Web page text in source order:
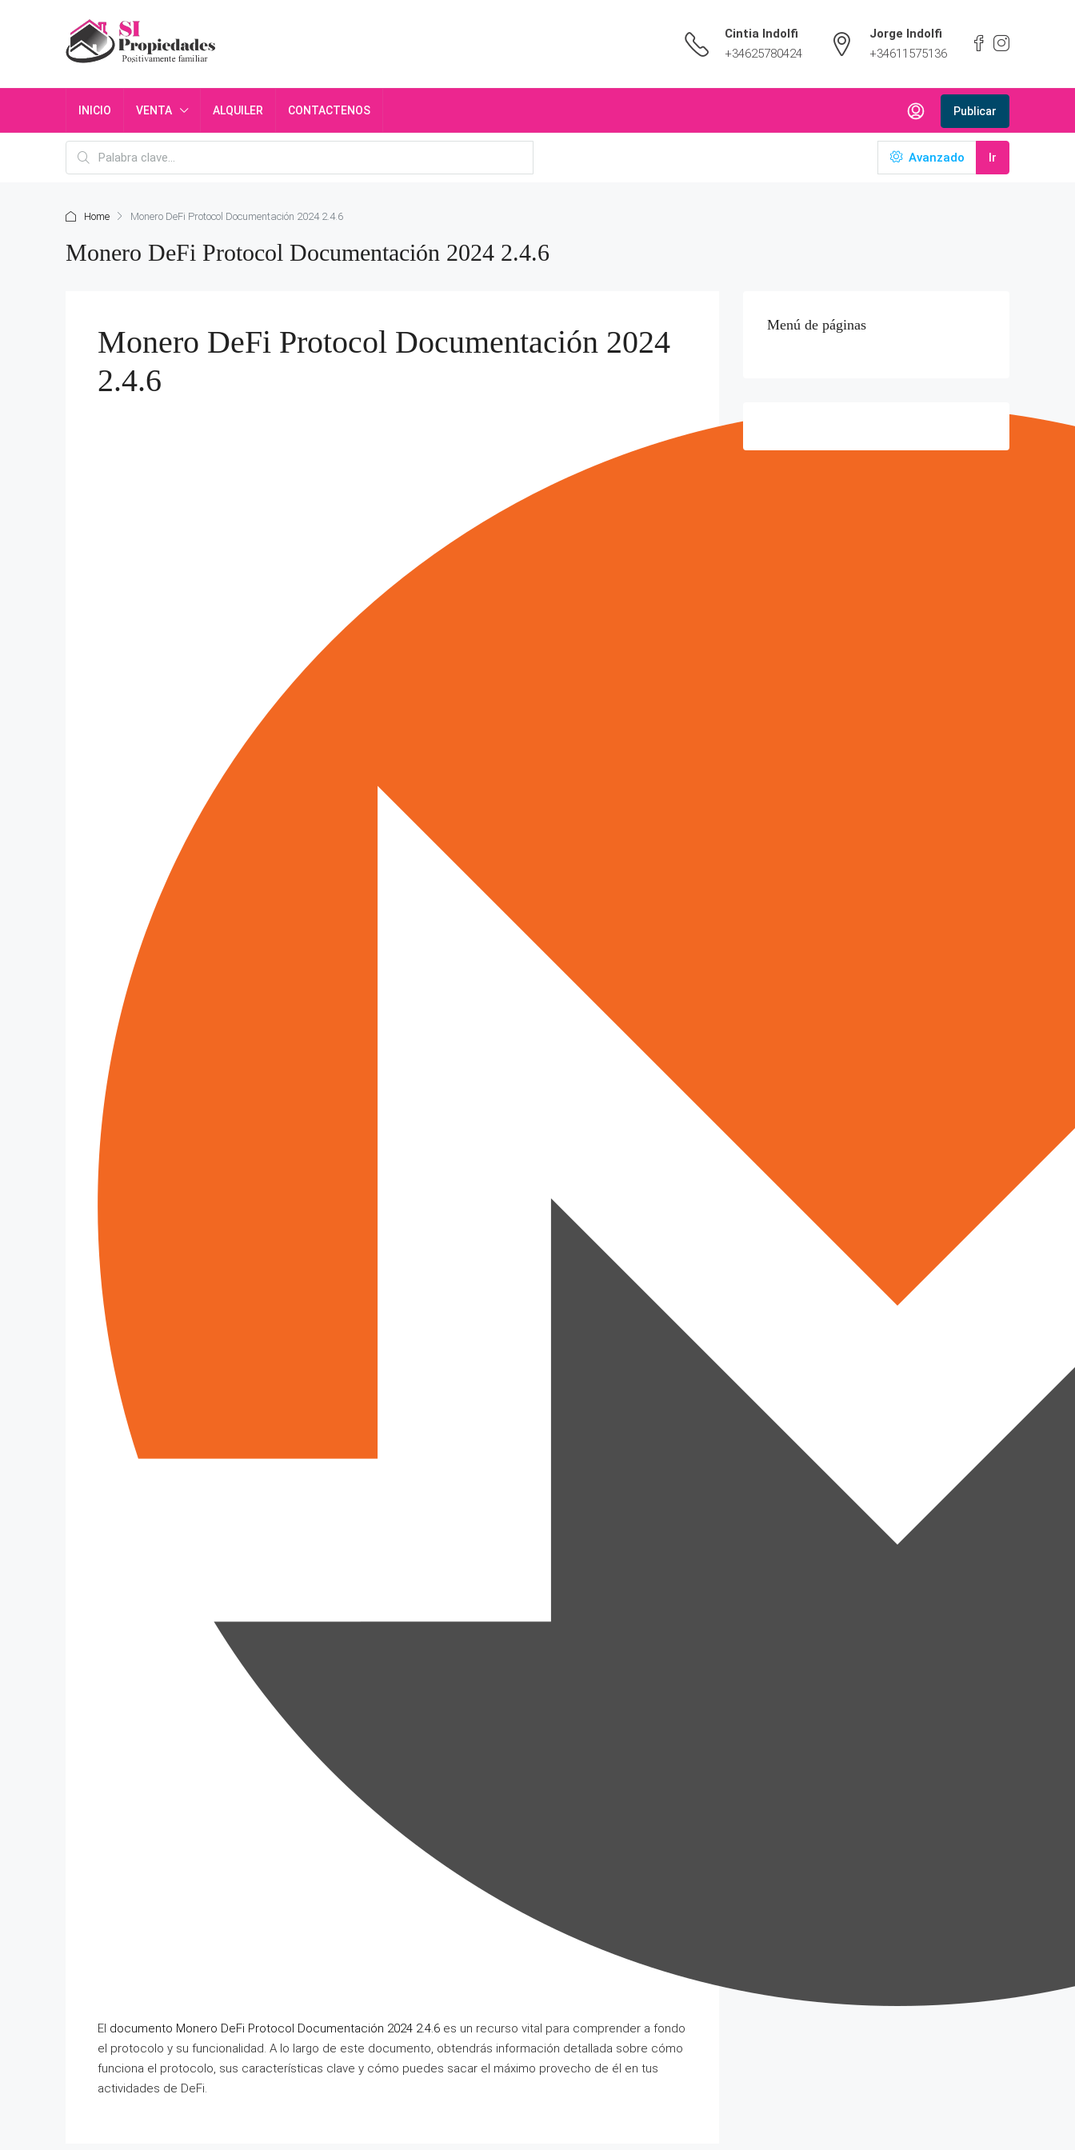
Cintia Indolfi
+34625780424
Jorge Indolfi
+34611575136
INICIO VENTA ALQUILER CONTACTENOS Publicar
Avanzado Ir
Home Monero DeFi Protocol Documentación 2024 2.4.6
Monero DeFi Protocol Documentación 2024 2.4.6
Monero DeFi Protocol Documentación 2024
2.4.6
El documento Monero DeFi Protocol Documentación 2024 2.4.6 es un recurso vital para comprender a fondo
el protocolo y su funcionalidad. A lo largo de este documento, obtendrás información detallada sobre cómo
funciona el protocolo, sus características clave y cómo puedes sacar el máximo provecho de él en tus
actividades de DeFi.
Menú de páginas